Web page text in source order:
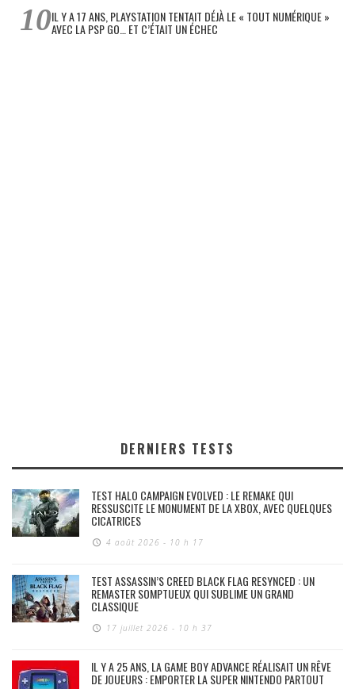
IL Y A 17 ANS, PLAYSTATION TENTAIT DÉJÀ LE « TOUT NUMÉRIQUE »
AVEC LA PSP GO… ET C’ÉTAIT UN ÉCHEC
DERNIERS TESTS
TEST HALO CAMPAIGN EVOLVED : LE REMAKE QUI
RESSUSCITE LE MONUMENT DE LA XBOX, AVEC QUELQUES
CICATRICES
4 août 2026 - 10 h 17
TEST ASSASSIN’S CREED BLACK FLAG RESYNCED : UN
REMASTER SOMPTUEUX QUI SUBLIME UN GRAND
CLASSIQUE
17 juillet 2026 - 10 h 37
IL Y A 25 ANS, LA GAME BOY ADVANCE RÉALISAIT UN RÊVE
DE JOUEURS : EMPORTER LA SUPER NINTENDO PARTOUT